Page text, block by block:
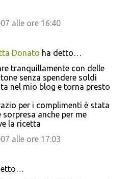
alle ore 16:40
Donato ha detto…
tranquillamente con delle
senza spendere soldi
nel mio blog e torna presto
per i complimenti è stata
sorpresa anche per me
la ricetta
alle ore 17:03